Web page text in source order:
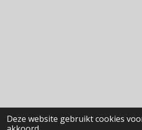
Deze website gebruikt cookies